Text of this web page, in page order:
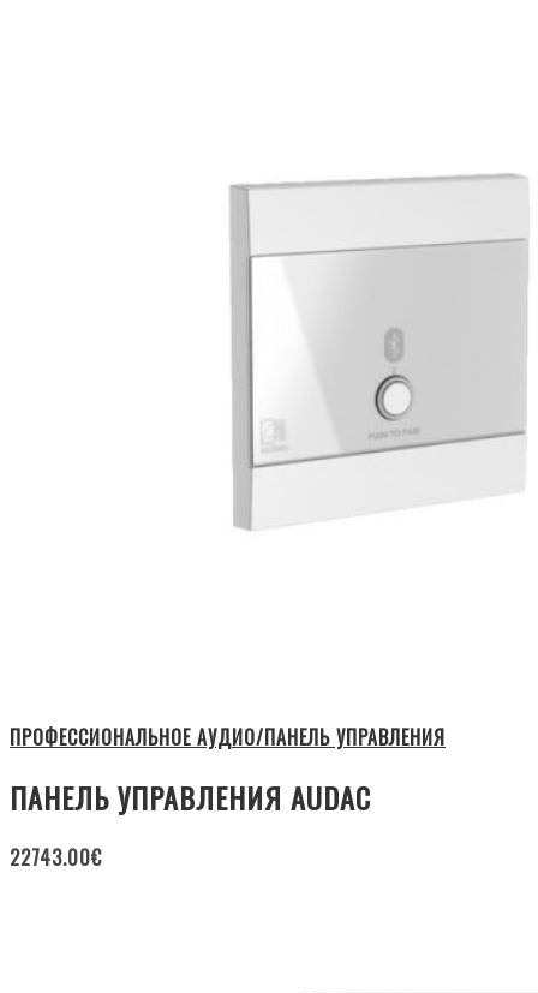
ПРОФЕССИОНАЛЬНОЕ АУДИО/ПАНЕЛЬ УПРАВЛЕНИЯ
ПАНЕЛЬ УПРАВЛЕНИЯ AUDAC
22743.00€